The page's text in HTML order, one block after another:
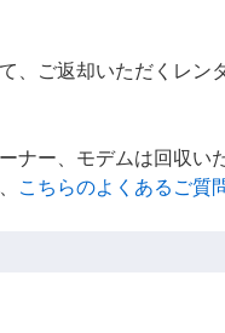
、ご返却いただくレン
ナー、モデムは回収い
こちらのよくあるご質